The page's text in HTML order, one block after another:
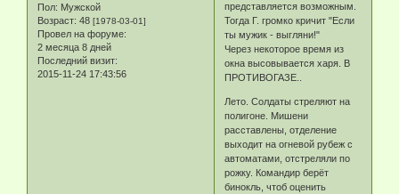
Пол: Мужской
Возраст: 48 [1978-03-01]
Провел на форуме:
2 месяца 8 дней
Последний визит:
2015-11-24 17:43:56
представляется возможным.
Тогда Г. громко кричит "Если
ты мужик - выгляни!"
Через некоторое время из
окна высовывается харя. В
ПРОТИВОГАЗЕ..
Лето. Солдаты стреляют на
полигоне. Мишени
расставлены, отделение
выходит на огневой рубеж с
автоматами, отстреляли по
рожку. Командир берёт
бинокль, чтоб оценить